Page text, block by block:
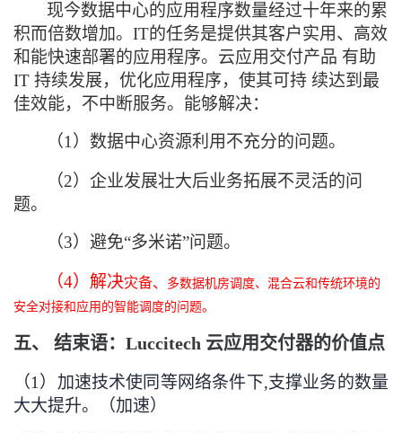
现今数据中心的应用程序数量经过十年来的累
积而倍数增加。IT的任务是提供其客户实用、高效
和能快速部署的应用程序。云应用交付产品 有助
IT 持续发展，优化应用程序，使其可持 续达到最
佳效能，不中断服务。能够解决：
（1）数据中心资源利用不充分的问题。
（2）企业发展壮大后业务拓展不灵活的问
题。
（3）避免“多米诺”问题。
（4）解决灾备、 多数据机房调度、混合云和传统环境的
安全对接和应用的智能调度的问题。
五、 结束语：Luccitech 云应用交付器的价值点
（1）加速技术使同等网络条件下,支撑业务的数量
大大提升。（加速）